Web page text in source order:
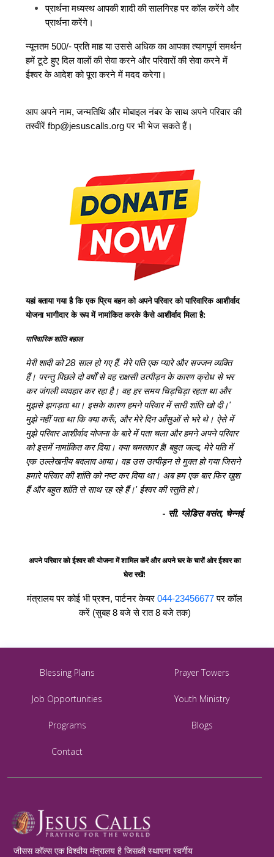
प्रार्थना मध्यस्थ आपकी शादी की सालगिरह पर कॉल करेंगे और
प्रार्थना करेंगे।
न्यूनतम 500/- प्रति माह या उससे अधिक का आपका त्यागपूर्ण समर्थन
हमें टूटे हुए दिल वालों की सेवा करने और परिवारों की सेवा करने में
ईश्वर के आदेश को पूरा करने में मदद करेगा।
आप अपने नाम, जन्मतिथि और मोबाइल नंबर के साथ अपने परिवार की
तस्वीरें fbp@jesuscalls.orgपर भी भेज सकते हैं।
यहां बताया गया है कि एक प्रिय बहन को अपने परिवार को पारिवारिक आशीर्वाद
योजना भागीदार के रूप में नामांकित करके कैसे आशीर्वाद मिला है:
पारिवारिक शांति बहाल
मेरी शादी को 28 साल हो गए हैं. मेरे पति एक प्यारे और सज्जन व्यक्ति
हैं। परन्तु पिछले दो वर्षों से वह राक्षसी उत्पीड़न के कारण क्रोध से भर
कर जंगली व्यवहार कर रहा है। वह हर समय चिड़चिड़ा रहता था और
मुझसे झगड़ता था। इसके कारण हमने परिवार में सारी शांति खो दी।'
मुझे नहीं पता था कि क्या करूँ, और मेरे दिन आँसुओं से भरे थे। ऐसे में
मुझे परिवार आशीर्वाद योजना के बारे में पता चला और हमने अपने परिवार
को इसमें नामांकित कर दिया। क्या चमत्कार है! बहुत जल्द, मेरे पति में
एक उल्लेखनीय बदलाव आया। वह उस उत्पीड़न से मुक्त हो गया जिसने
हमारे परिवार की शांति को नष्ट कर दिया था। अब हम एक बार फिर खुश
हैं और बहुत शांति से साथ रह रहे हैं।' ईश्वर की स्तुति हो।
- सी. ग्लेडिस वसंत, चेन्नई
अपने परिवार को ईश्वर की योजना में शामिल करें और अपने घर के चारों ओर ईश्वर का
घेरा रखें!
मंत्रालय पर कोई भी प्रश्न, पार्टनर केयर 044-23456677पर कॉल
करें (सुबह 8 बजे से रात 8 बजे तक)
Blessing Plans Prayer Towers
Job Opportunities Youth Ministry
Programs Blogs
Contact
जीसस कॉल्स एक विश्वीय मंत्रालय है जिसकी स्थापना स्वर्गीय